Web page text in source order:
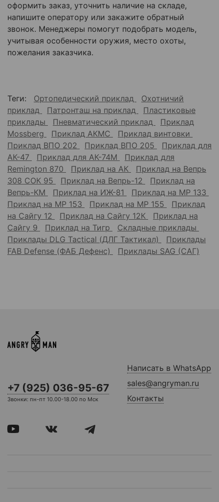
оформить заказ, уточнить наличие на складе,
напишите оператору или закажите обратный
звонок. Менеджеры помогут подобрать модель,
учитывая особенности оружия, место охоты,
пожелания заказчика.
Теги: Ортопедический приклад
Охотничий
приклад
Патронташ на приклад
Пластиковые
приклады
Пневматический приклад
Приклад
Mossberg
Приклад АКМС
Приклад винтовки
Приклад ВПО 202
Приклад ВПО 205
Приклад для
АК-47
Приклад для АК-74М
Приклад для
Remington 870
Приклад на АК
Приклад на Вепрь
308 СОК 95
Приклад на Вепрь-12
Приклад на
Вепрь-КМ
Приклад на ИЖ-81
Приклад на МР 133
Приклад на МР 153
Приклад на МР 155
Приклад
на Сайгу 12
Приклад на Сайгу 12К
Приклад на
Сайгу 9
Приклад на Тигр
Складные приклады
Приклады DLG Tactical (ДЛГ Тактикал)
Приклады
FAB Defense (ФАБ Дефенс)
Приклады SAG (САГ)
+7 (925) 036-95-67
Звонки: пн-пт 10.00-18.00 по Мск
Написать в WhatsApp
sales@angryman.ru
Контакты